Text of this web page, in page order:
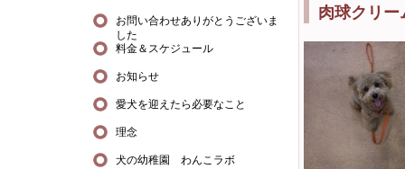
肉球クリ
お問い合わせありがとうございま
した
料金＆スケジュール
お知らせ
愛犬を迎えたら必要なこと
理念
犬の幼稚園 わんこラボ